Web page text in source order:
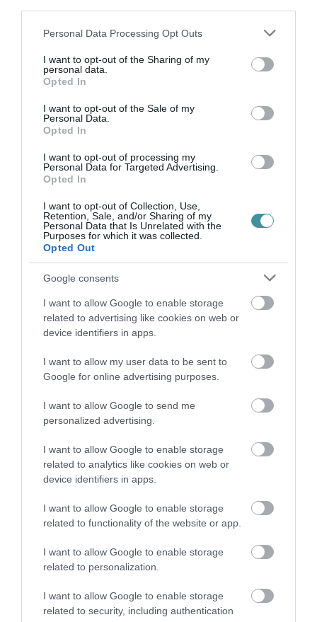
Please note that this website/app uses one or more Google
not limited to your visit or usage behaviour. You may click to
grant or deny consent to Google and its third-party tags to
use your data for below specified purposes in below Google
consent section.
Personal Data Processing Opt Outs
I want to opt-out of the Sharing of my
personal data.
Opted In
I want to opt-out of the Sale of my
Personal Data.
Opted In
I want to opt-out of processing my
Personal Data for Targeted Advertising.
Opted In
I want to opt-out of Collection, Use,
Retention, Sale, and/or Sharing of my
Personal Data that Is Unrelated with the
Purposes for which it was collected.
Opted Out
Google consents
I want to allow Google to enable storage
related to advertising like cookies on web or
device identifiers in apps.
I want to allow my user data to be sent to
Google for online advertising purposes.
I want to allow Google to send me
personalized advertising.
I want to allow Google to enable storage
related to analytics like cookies on web or
device identifiers in apps.
I want to allow Google to enable storage
related to functionality of the website or app.
I want to allow Google to enable storage
related to personalization.
I want to allow Google to enable storage
related to security, including authentication
TOVÁBB...
gyermekkorban? Kezelhető
2025. március 21 | Csarnó Ákos
Bántja a testvérét? Panasz érkezik a
tanítók, tanárok részéről?- teszi fel a
és támogatója, Czeglédi Ildikó gyógy...
TOVÁBB...
Mégis meddig kell
gyakorolni és hogyan,
iskolakezdés előtt?
2025. március 17
alkalmazz? És hogyan ellenőrizd? - teszi
fel a kérdést rovatunk rendszeres
szereplője és támogatója, Czeglédi Ildikó
gyógypedagógus. Hogy miért jó mego...
A ROVAT TOVÁBBI CIKKEI